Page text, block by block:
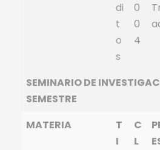
di
t
o
s
0
0
4
SEMINARIO DE
SEMESTRE
MATERIA
T
I
C
L